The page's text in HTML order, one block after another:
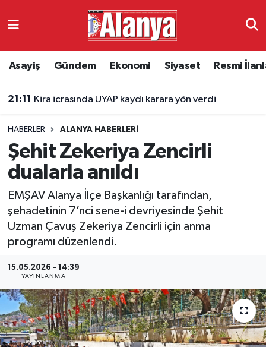
Asayiş Gündem Ekonomi Siyaset Resmi
21:11 Kira icrasında UYAP kaydı karara yön verdi
HABERLER ALANYA HABERLERI
Şehit Zekeriya Zencirli
dualarla anıldı
EMŞAV Alanya İlçe Başkanlığı tarafından,
şehadetinin 7’nci sene-i devriyesinde Şehit
Uzman Çavuş Zekeriya Zencirli için anma
programı düzenlendi.
15.05.2026 - 14:39
YAYINLANMA
Ekonomi
Resmi İlanlar
Alanyaspor
Turizm
Antalya Namaz Vakitleri
Süper Lig Puan Durumu ve Fikstür
Tüm Manşetler
Son Dakika Haberleri